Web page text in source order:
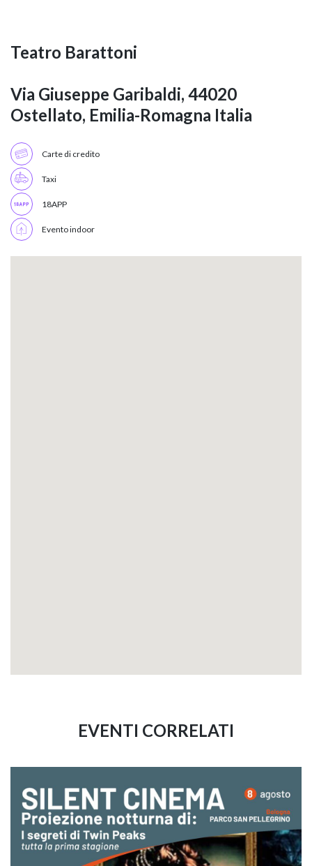
Teatro Barattoni
Via Giuseppe Garibaldi, 44020
Ostellato, Emilia-Romagna Italia
Carte di credito
Taxi
18APP
Evento indoor
EVENTI CORRELATI